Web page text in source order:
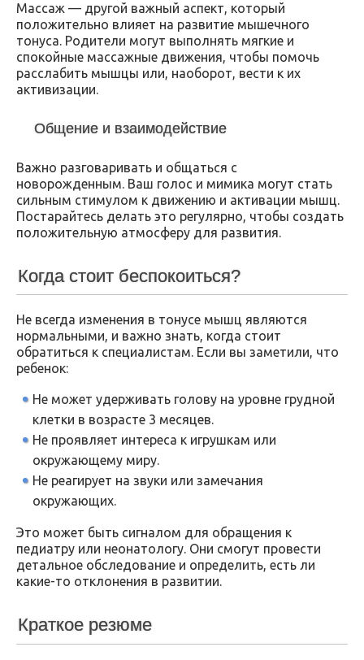
Массаж — другой важный аспект, который
положительно влияет на развитие мышечного
тонуса. Родители могут выполнять мягкие и
спокойные массажные движения, чтобы помочь
расслабить мышцы или, наоборот, вести к их
активизации.
Общение и взаимодействие
Важно разговаривать и общаться с
новорожденным. Ваш голос и мимика могут стать
сильным стимулом к движению и активации мышц.
Постарайтесь делать это регулярно, чтобы создать
положительную атмосферу для развития.
Когда стоит беспокоиться?
Не всегда изменения в тонусе мышц являются
нормальными, и важно знать, когда стоит
обратиться к специалистам. Если вы заметили, что
ребенок:
Не может удерживать голову на уровне грудной
клетки в возрасте 3 месяцев.
Не проявляет интереса к игрушкам или
окружающему миру.
Не реагирует на звуки или замечания
окружающих.
Это может быть сигналом для обращения к
педиатру или неонатологу. Они смогут провести
детальное обследование и определить, есть ли
какие-то отклонения в развитии.
Краткое резюме